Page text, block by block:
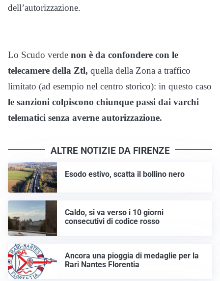
dell’autorizzazione.
Lo Scudo verde non è da confondere con le
telecamere della Ztl, quella della Zona a traffico
limitato (ad esempio nel centro storico): in questo caso
le sanzioni colpiscono chiunque passi dai varchi
telematici senza averne autorizzazione.
ALTRE NOTIZIE DA FIRENZE
Esodo estivo, scatta il bollino nero
Caldo, si va verso i 10 giorni
consecutivi di codice rosso
Ancora una pioggia di medaglie per la
Rari Nantes Florentia